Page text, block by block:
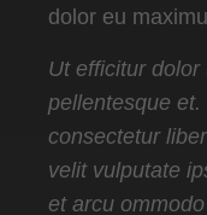
dolor eu
Ut efficitur
pellentesque
consectetur
velit vulputate
et arcu